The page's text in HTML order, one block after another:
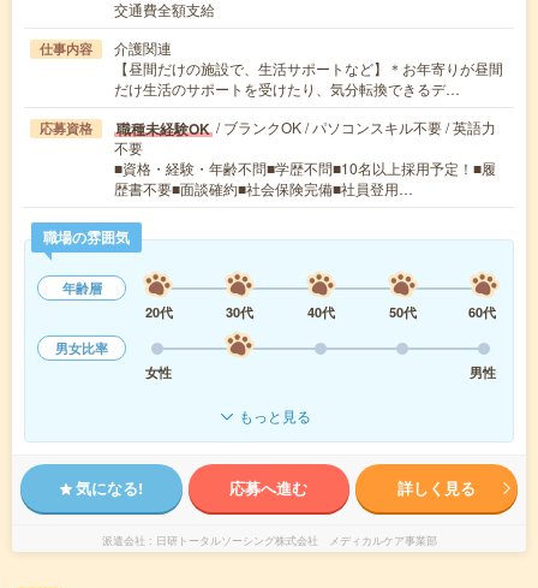
交通費全額支給
仕事内容
介護関連
【昼間だけの施設で、生活サポートなど】＊お年寄りが昼間
だけ生活のサポートを受けたり、気分転換できるデ…
応募資格 職種未経験OK / ブランクOK / パソコンスキル不要 / 英語力
不要
■資格・経験・年齢不問■学歴不問■10名以上採用予定！■履
歴書不要■面談確約■社会保険完備■社員登用…
職場の雰囲気
年齢層
20代
30代 40代 50代
60代
男女比率
女性
男性
もっと見る
気になる! 応募へ進む 詳しく見る
派遣会社 日研トータルソーシング株式会社 メディカルケア事業部